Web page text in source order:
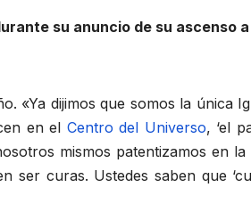
su anuncio de su ascenso a
«Ya dijimos que somos la única
en el Centro del Universo, ‘el
mismos patentizamos en la
ser curas. Ustedes saben que